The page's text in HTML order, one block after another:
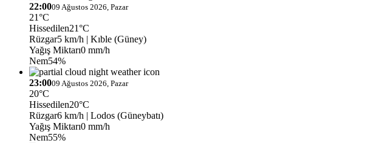
22:0009 Ağustos 2026, Pazar
21°C
Hissedilen21°C
Rüzgar5 km/h | Kıble (Güney)
Yağış Miktarı0 mm/h
Nem54%
23:0009 Ağustos 2026, Pazar
20°C
Hissedilen20°C
Rüzgar6 km/h | Lodos (Güneybatı)
Yağış Miktarı0 mm/h
Nem55%